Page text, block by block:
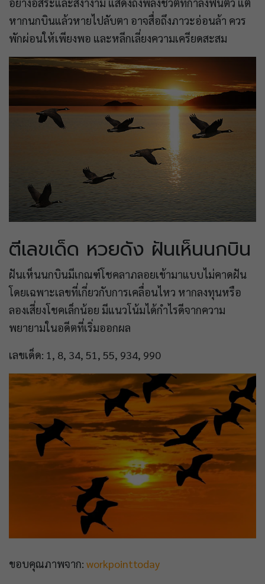
อย่างอิสระและสง่างาม แสดงถึงพลังชีวิตที่กำลังฟื้นตัว แต่
หากนกบินแล้วหายไปลับตา อาจสื่อถึงภาวะอ่อนล้า ควร
พักผ่อนให้เพียงพอ และหลีกเลี่ยงความเครียดสะสม
ตีเลขเด็ด หวยดัง ฝันเห็นนกบิน
ฝันเห็นนกบินมีเกณฑ์โชคลาภลอยเข้ามาแบบไม่คาดฝัน
โดยเฉพาะเลขที่เกี่ยวกับการเคลื่อนไหว หากลงทุนหรือ
ลองเสี่ยงโชคเล็กน้อย มีแนวโน้มได้กำไรดีจากความ
พยายามในอดีตที่เริ่มออกผล
เลขเด็ด: 1, 8, 34, 51, 55, 934, 990
ขอบคุณภาพจาก: workpointtoday